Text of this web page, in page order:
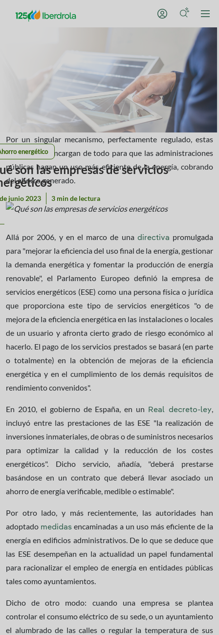
energético
son las empresas de servicios
junio 2023 3 min de lectura
Por un singular mecanismo, perfectamente regulado, estas
empresas se encargan de todo para que las administraciones
públicas hagan un uso más eficiente de la energía, cobrando
del ahorro generado.
Allá por 2006, y en el marco de una directiva promulgada
para "mejorar la eficiencia del uso final de la energía, gestionar
la demanda energética y fomentar la producción de energía
renovable", el Parlamento Europeo definió la empresa de
servicios energéticos (ESE) como una persona física o jurídica
que proporciona este tipo de servicios energéticos "o de
mejora de la eficiencia energética en las instalaciones o locales
de un usuario y afronta cierto grado de riesgo económico al
hacerlo. El pago de los servicios prestados se basará (en parte
o totalmente) en la obtención de mejoras de la eficiencia
energética y en el cumplimiento de los demás requisitos de
rendimiento convenidos".
En 2010, el gobierno de España, en un Real decreto-ley,
incluyó entre las prestaciones de las ESE "la realización de
inversiones inmateriales, de obras o de suministros necesarios
para optimizar la calidad y la reducción de los costes
energéticos". Dicho servicio, añadía, "deberá prestarse
basándose en un contrato que deberá llevar asociado un
ahorro de energía verificable, medible o estimable".
Por otro lado, y más recientemente, las autoridades han
adoptado medidas encaminadas a un uso más eficiente de la
energía en edificios administrativos. De lo que se deduce que
las ESE desempeñan en la actualidad un papel fundamental
para racionalizar el empleo de energía en entidades públicas
tales como ayuntamientos.
Dicho de otro modo: cuando una empresa se plantea
controlar el consumo eléctrico de su sede, o un ayuntamiento
el alumbrado de las calles o regular la temperatura de sus